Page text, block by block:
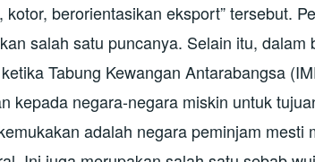
kotor, berorientasikan eksport” tersebut.
salah satu puncanya. Selain itu,
Tabung Kewangan Antarabangsa
kepada negara-negara miskin untuk
adalah negara peminjam mesti